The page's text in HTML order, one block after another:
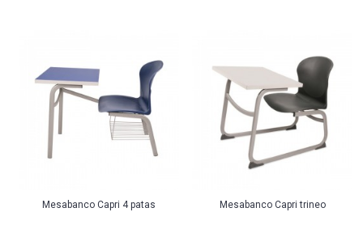
Mesabanco Capri 4 patas Mesabanco Capri trineo